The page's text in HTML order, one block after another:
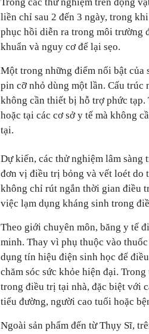
liền chỉ sau 2 đến 3 ngày, trong
phục hồi diễn ra trong môi trường
khuẩn và nguy cơ để lại sẹo.
Một trong những điểm nổi bật của
pin cỡ nhỏ dùng một lần. Cấu trúc
không cần thiết bị hỗ trợ phức tạp.
hoặc tại các cơ sở y tế mà không
tại.
Dự kiến, các thử nghiệm lâm
đơn vị điều trị bỏng và vết loét do
không chỉ rút ngắn thời gian điều
việc lạm dụng kháng sinh trong
Theo giới chuyên môn, băng y tế
minh. Thay vì phụ thuộc vào
dụng tín hiệu điện sinh học để
chăm sóc sức khỏe hiện đại.
trong điều trị tại nhà, đặc biệt với
tiểu đường, người cao tuổi hoặc
Ngoài sản phẩm đến từ Thụy Sĩ,